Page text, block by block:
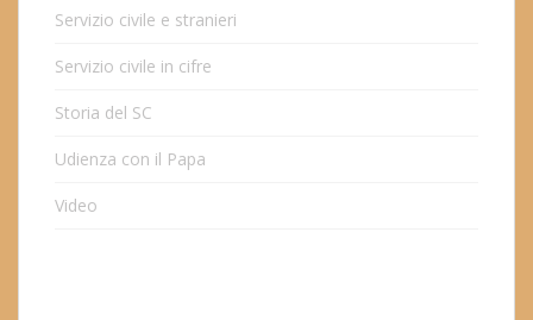
Servizio civile e stranieri
Servizio civile in cifre
Storia del SC
Udienza con il Papa
Video